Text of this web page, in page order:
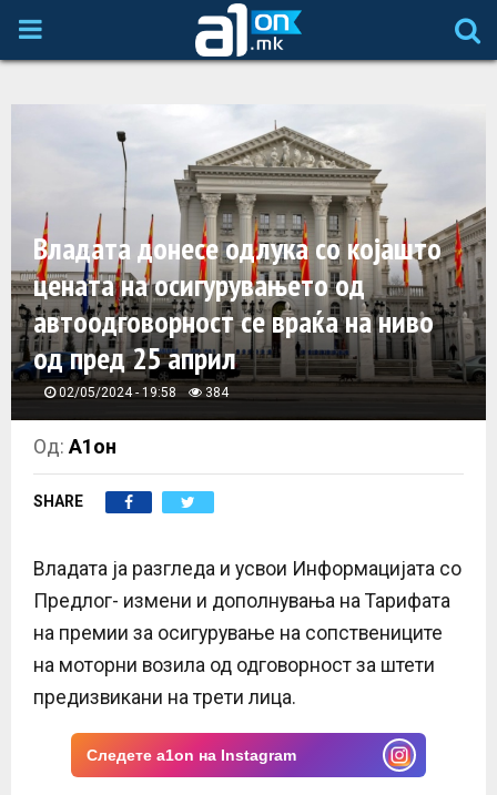
P
A
R
Y
M
E
N
U
Владата донесе одлука со којашто
цената на осигурувањето од
автоодговорност се враќа на ниво
од пред 25 април
02/05/2024 - 19:58 384
Од:А1он
SHARE
Владата ја разгледа и усвои Информацијата со
Предлог- измени и дополнувања на Тарифата
на премии за осигурување на сопствениците
на моторни возила од одговорност за штети
предизвикани на трети лица.
Следете a1on на Instagram